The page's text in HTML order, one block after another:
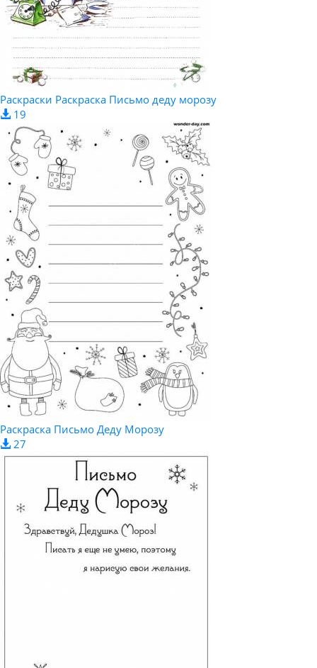
Раскраски Раскраска Письмо деду морозу
19
Раскраска Письмо Деду Морозу
27